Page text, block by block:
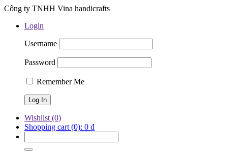
Công ty TNHH Vina handicrafts
Login
Username
Password
Remember Me
Wishlist (0)
Shopping cart (0): 0 ₫